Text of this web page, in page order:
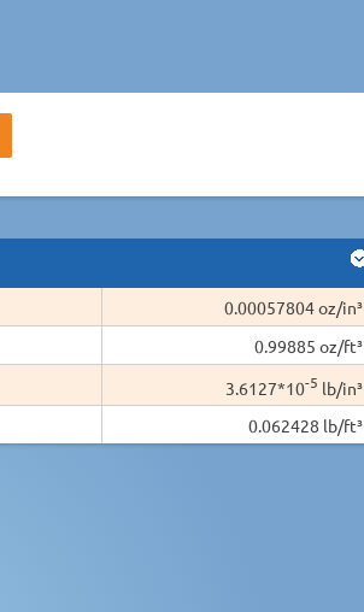
0.00057804 oz/in³
0.99885 oz/ft³
3.6127*10-5 lb/in³
0.062428 lb/ft³